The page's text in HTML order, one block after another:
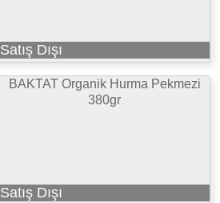
Satış Dışı
BAKTAT Organik Hurma Pekmezi
380gr
Satış Dışı